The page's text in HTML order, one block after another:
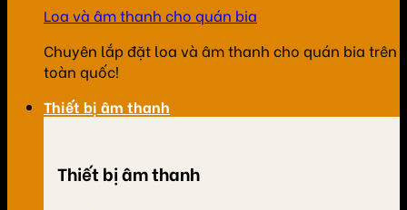
Loa và âm thanh cho quán bia
Chuyên lắp đặt loa và âm thanh cho quán bia trên
toàn quốc!
Thiết bị âm thanh
Thiết bị âm thanh